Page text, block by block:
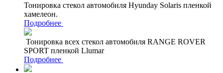
Тонировка стекол автомобиля Hyunday Solaris пленкой
хамелеон.
Подробнее
Тонировка всех стекол автомобиля RANGE ROVER
SPORT пленкой Llumar
Подробнее